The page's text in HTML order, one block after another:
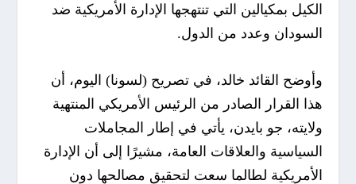
الكيل بمكيالين التي تنتهجها الإدارة الأمريكية ضد
السودان وعدد من الدول.
وأوضح القائد خالد، في تصريح (لسونا) اليوم، أن
هذا القرار الصادر من الرئيس الأمريكي المنتهية
ولايته، جو بايدن، يأتي في إطار المجاملات
السياسية والعلاقات العامة، مشيرًا إلى أن الإدارة
الأمريكية لطالما سعت لتحقيق مصالحها دون